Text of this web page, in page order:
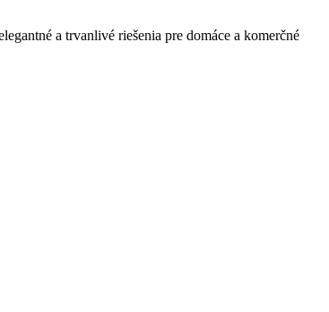
a trvanlivé riešenia pre domáce a komerčné